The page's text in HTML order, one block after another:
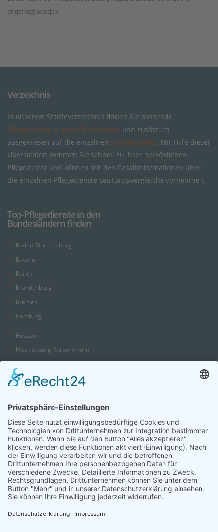
angefragt werden.
Verzeichnis
In unserem Städteverzeichnis finden Sie passende
Pflegedienste in ganz Deutschland und zusätzlich
ausgewiesen auf die einzelnen Bundesländer. Mit Hilfe dieser
Übersichten kommen Sie schnell zu Ihrer persönlichen
Pflegedienst und können mit den Detailinformationen über
die einzelnen Pflegedienste Leistungsvergleiche vornehmen.
Top-Pflegedienste in den
Bundesländern finden
Baden-Württemberg
Bayern
Berlin
Brandenburg
Bremen
Hamburg
Hessen
Mecklenburg-Vorpommern
Nordrhein-Westfalen
Saarland
Sachsen
Sachsen-Anhalt
Schleswig-Holstein
Thüringen